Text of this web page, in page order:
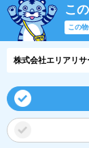
こ
この
株式会社エリアリ